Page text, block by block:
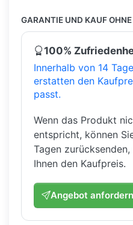
GARANTIE UND KAUF OHNE
100%
Innerhalb von 14
erstatten den
passt.
Wenn das Produkt
entspricht, können
Tagen
Ihnen den Kaufpreis.
Angebot anfordern